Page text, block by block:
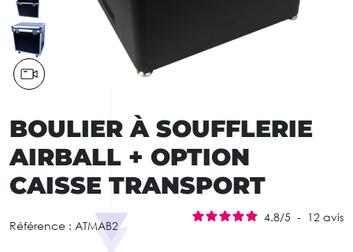
BOULIER À SOUFFLERIE
AIRBALL + OPTION
CAISSE TRANSPORT
Référence : ATMAB2
4.8/5 - 12 avis